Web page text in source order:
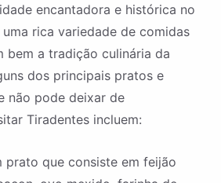
encantadora e histórica no
rica variedade de comidas
bem a tradição culinária da
dos principais pratos e
não pode deixar de
Tiradentes incluem:
prato que consiste em feijão